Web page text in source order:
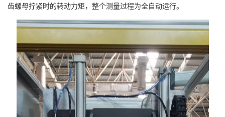
齿螺母拧紧时的转动力矩，整个测量过程为全自动运行。